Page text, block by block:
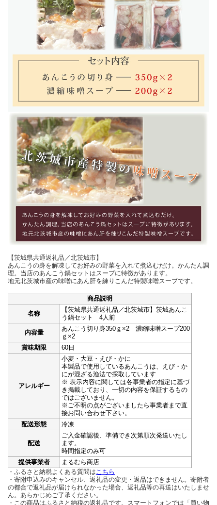
【茨城県共通返礼品／北茨城市】
あんこうの身を解凍してお好みの野菜を入れて煮込むだけ。かんたん調
理。当店のあんこう鍋セットはスープに特徴があります。
地元北茨城市産の味噌にあん肝を練りこんだ特製味噌スープです。
商品説明
名称
【茨城県共通返礼品／北茨城市】茨城あんこ
う鍋セット 4人前
内容量
あんこう切り身350ｇ×2 濃縮味噌スープ200
ｇ×2
賞味期限
60日
アレルギー
小麦・大豆・えび・かに
本製品で使用しているあんこうは、えび・か
にが混ざる漁法で採取しています
※ 表示内容に関しては各事業者の指定に基づ
き掲載しており、一切の内容を保証するもの
ではございません。
※ご不明の点がございましたら事業者まで直
接お問い合わせ下さい。
配送形態
冷凍
配送
ご入金確認後、準備でき次第順次発送いたし
ます。
時間指定のみ可
提供事業者
まるむら商店
・ふるさと納税よくある質問は こちら
・寄附申込みのキャンセル、返礼品の変更・返品はできません。寄附者
の都合で返礼品が届けられなかった場合、返礼品等の再送はいたしませ
ん。あらかじめご了承ください。
・この商品はふるさと納税の返礼品です。スマートフォンでは「買い物